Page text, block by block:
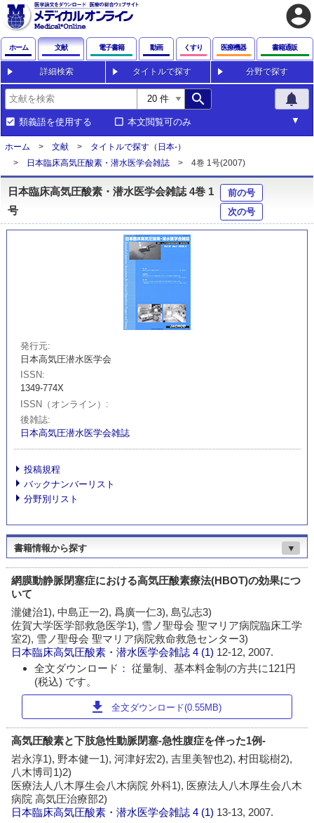
account_circle
ホーム 文献 電子書籍 動画 くすり 医療機器 書籍通販
詳細検索 タイトルで探す 分野で探す
search notifications
類義語を使用する 本文閲覧可のみ
ホーム 文献
タイトルで探す（日本-）
日本臨床高気圧酸素・潜水医学会雑誌
4巻 1号(2007)
日本臨床高気圧酸素・潜水医学会雑誌 4巻 1
号
前の号
次の号
発行元
日本高気圧潜水医学会
ISSN
1349-774X
ISSN（オンライン）
後雑誌
日本高気圧潜水医学会雑誌
投稿規程
バックナンバーリスト
分野別リスト
書籍情報から探す ▼
網膜動静脈閉塞症における高気圧酸素療法(HBOT)の効果につ
いて
瀧健治1), 中島正一2), 爲廣一仁3), 島弘志3)
佐賀大学医学部救急医学1), 雪ノ聖母会 聖マリア病院臨床工学
室2), 雪ノ聖母会 聖マリア病院救命救急センター3)
日本臨床高気圧酸素・潜水医学会雑誌 4 (1) 12-12, 2007.
全文ダウンロード： 従量制、基本料金制の方共に121円
(税込) です。
download 全文ダウンロード(0.55MB)
高気圧酸素と下肢急性動脈閉塞-急性腹症を伴った1例-
岩永淳1), 野本健一1), 河津好宏2), 吉里美智也2), 村田聡樹2),
八木博司1)2)
医療法人八木厚生会八木病院 外科1), 医療法人八木厚生会八木
病院 高気圧治療部2)
日本臨床高気圧酸素・潜水医学会雑誌 4 (1) 13-13, 2007.